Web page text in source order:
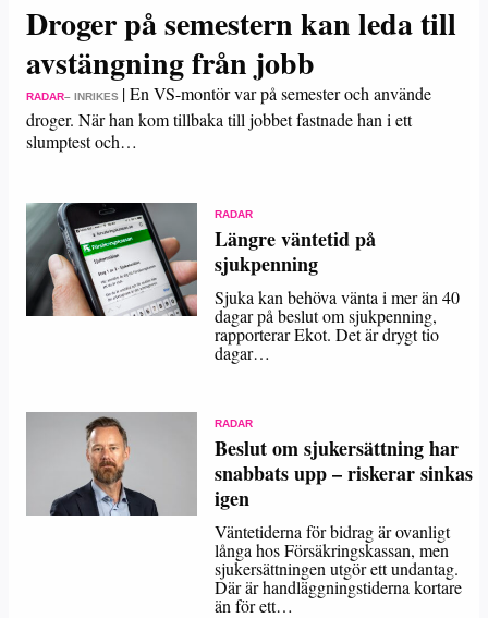
Droger på semestern kan leda till
avstängning från jobb
RADAR– INRIKES |En VS-montör var på semester och använde
droger. När han kom tillbaka till jobbet fastnade han i ett
slumptest och…
RADAR
Längre väntetid på
sjukpenning
Sjuka kan behöva vänta i mer än 40
dagar på beslut om sjukpenning,
rapporterar Ekot. Det är drygt tio
dagar…
RADAR
Beslut om sjukersättning har
snabbats upp – riskerar sinkas
igen
Väntetiderna för bidrag är ovanligt
långa hos Försäkringskassan, men
sjukersättningen utgör ett undantag.
Där är handläggningstiderna kortare
än för ett…